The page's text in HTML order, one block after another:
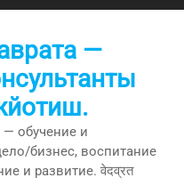
—
обучение и
бизнес, воспитание
и развитие. वेदव्रत